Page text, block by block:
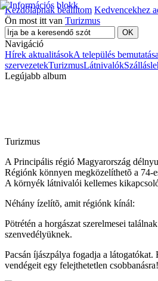
Kezdőlapnak beállítom Kedvencekhez
Ön most itt van Turizmus
Navigáció
Hírek aktualitásokA település bemutatása
szervezetekTurizmusLátnivalók
Legújabb album
Turizmus
A Principális régió Magyarország
Régiónk könnyen megközelíthetõ a 74-
A környék látnivalói kellemes
Néhány ízelítõ, amit régiónk kínál:
Pötrétén a horgászat szerelmesei
szenvedélyüknek.
Pacsán íjászpálya fogadja a
vendégeit egy felejthetetlen csobbanásra!